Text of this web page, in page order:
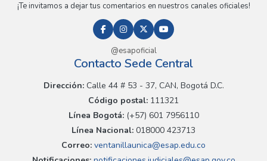
¡Te invitamos a dejar tus comentarios en nuestros canales oficiales!
@esapoficial
Contacto Sede Central
Dirección:Calle 44 # 53 - 37, CAN, Bogotá D.C.
Código postal: 111321
Línea Bogotá:(+57) 601 7956110
Línea Nacional: 018000 423713
Correo: ventanillaunica@esap.edu.co